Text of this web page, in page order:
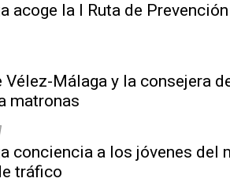
acoge la I Ruta de
Vélez-Málaga y la consejera
matronas
conciencia a los jóvenes del
tráfico